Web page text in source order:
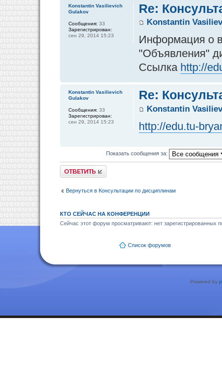
Re:
Konstantin
Информация о
"Объявления"
Ссылка http://
Konstantin Vasilievich
Gulakov
Сообщения: 33
Зарегистрирован:
сен 29, 2014 15:23
Re:
Konstantin
http://edu.tu-
Konstantin Vasilievich
Gulakov
Сообщения: 33
Зарегистрирован:
сен 29, 2014 15:23
Показать сообщения за:
Ответить
Вернуться в Консультации по дисциплинам
КТО СЕЙЧАС НА КОНФЕРЕНЦИИ
Сейчас этот форум просматривают: нет зарегистрированных
Список форумов
Powered by